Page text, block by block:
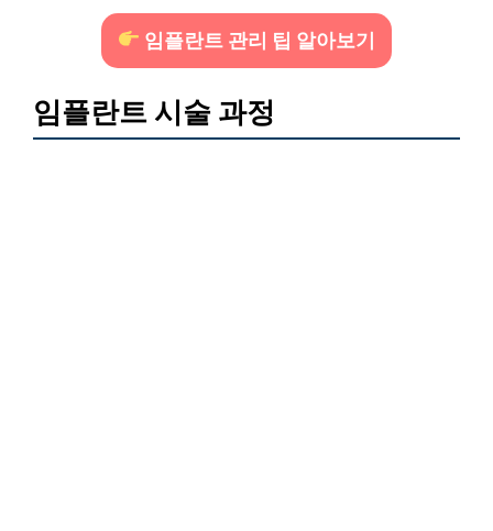
임플란트 관리 팁 알아보기
임플란트 시술 과정